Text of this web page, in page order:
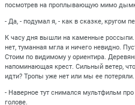
посмотрев на проплывающую мимо
- Да, - подумал я, - как в сказке, кругом
К часу дня вышли на каменные
нет, туманная мгла и ничего невидно.
Стоим по видимому у ориентира.
напоминающая крест. Сильный ветер,
идти? Тропы уже нет или мы ее
- Наверное тут снимался мультфильм
голове.